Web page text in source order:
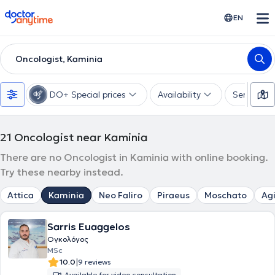
doctoranytime EN
Oncologist, Kaminia
DO+ Special prices Availability Services
21 Oncologist near Kaminia
There are no Oncologist in Kaminia with online booking.
Try these nearby instead.
Attica Kaminia Neo Faliro Piraeus Moschato
Sarris Euaggelos
Ογκολόγος
MSc
10.0|9 reviews